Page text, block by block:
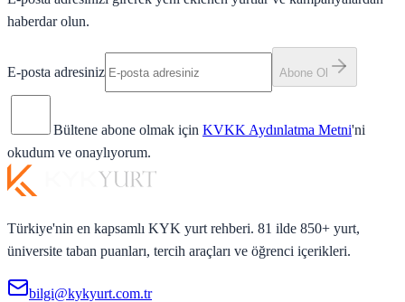
haberdar olun.
E-posta adresiniz Abone Ol
Bültene abone olmak için KVKK Aydınlatma Metni'ni
okudum ve onaylıyorum.
Türkiye'nin en kapsamlı KYK yurt rehberi. 81 ilde 850+ yurt,
üniversite taban puanları, tercih araçları ve öğrenci içerikleri.
bilgi@kykyurt.com.tr